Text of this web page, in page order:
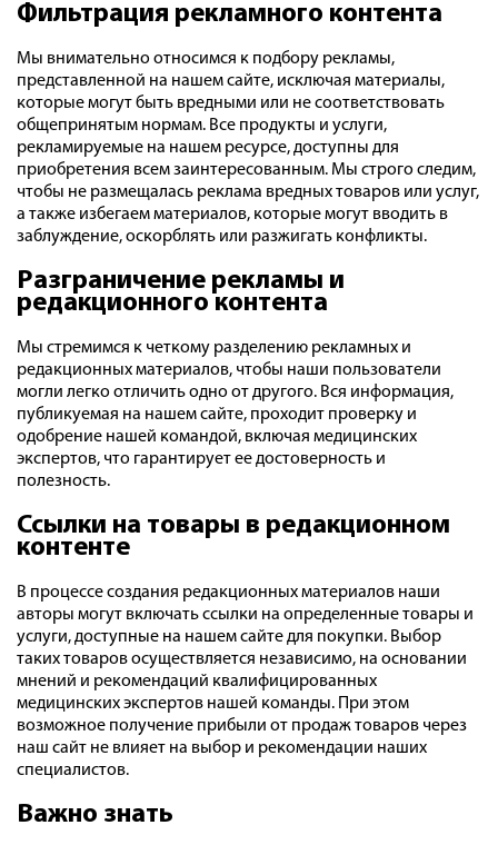
Фильтрация рекламного контента
Мы внимательно относимся к подбору рекламы,
представленной на нашем сайте, исключая материалы,
которые могут быть вредными или не соответствовать
общепринятым нормам. Все продукты и услуги,
рекламируемые на нашем ресурсе, доступны для
приобретения всем заинтересованным. Мы строго следим,
чтобы не размещалась реклама вредных товаров или услуг,
а также избегаем материалов, которые могут вводить в
заблуждение, оскорблять или разжигать конфликты.
Разграничение рекламы и
редакционного контента
Мы стремимся к четкому разделению рекламных и
редакционных материалов, чтобы наши пользователи
могли легко отличить одно от другого. Вся информация,
публикуемая на нашем сайте, проходит проверку и
одобрение нашей командой, включая медицинских
экспертов, что гарантирует ее достоверность и
полезность.
Ссылки на товары в редакционном
контенте
В процессе создания редакционных материалов наши
авторы могут включать ссылки на определенные товары и
услуги, доступные на нашем сайте для покупки. Выбор
таких товаров осуществляется независимо, на основании
мнений и рекомендаций квалифицированных
медицинских экспертов нашей команды. При этом
возможное получение прибыли от продаж товаров через
наш сайт не влияет на выбор и рекомендации наших
специалистов.
Важно знать